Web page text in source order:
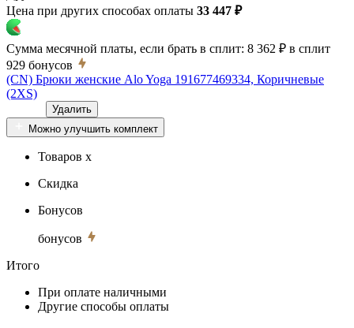
Цена при других способах оплаты 33 447 ₽
Сумма месячной платы, если брать в сплит: 8 362 ₽ в сплит
929 бонусов
(CN) Брюки женские Alo Yoga 191677469334, Коричневые
(2XS)
Удалить
Можно улучшить комплект
Товаров x
Скидка
Бонусов
бонусов
Итого
При оплате наличными
Другие способы оплаты